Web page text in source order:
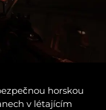
horskou
v létajícím